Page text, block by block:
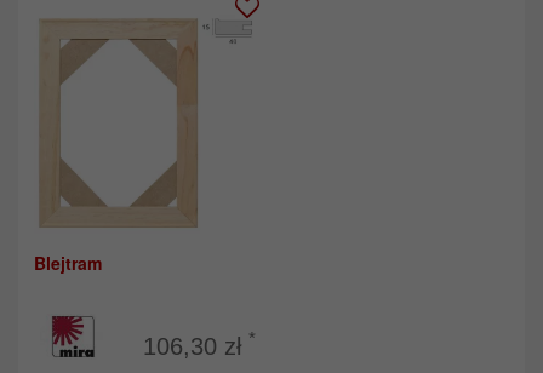
Blejtram
106,30 zł *